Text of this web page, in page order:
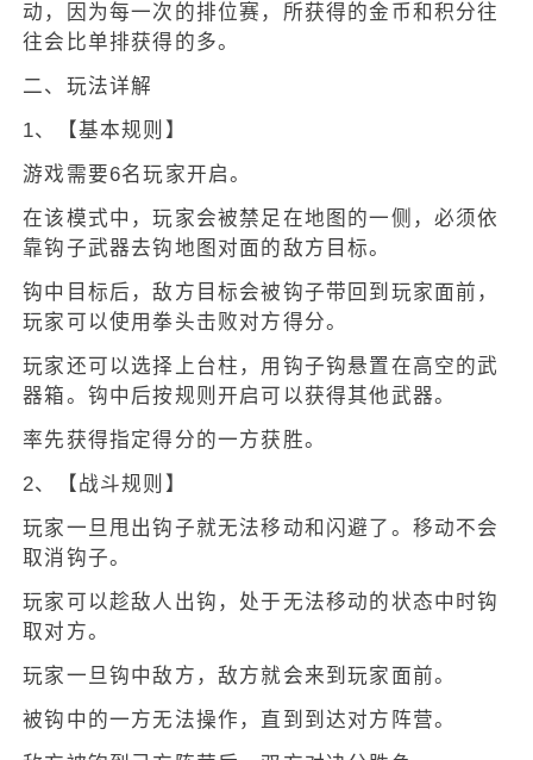
动，因为每一次的排位赛，所获得的金币和积分往
往会比单排获得的多。
二、玩法详解
1、【基本规则】
游戏需要6名玩家开启。
在该模式中，玩家会被禁足在地图的一侧，必须依
靠钩子武器去钩地图对面的敌方目标。
钩中目标后，敌方目标会被钩子带回到玩家面前，
玩家可以使用拳头击败对方得分。
玩家还可以选择上台柱，用钩子钩悬置在高空的武
器箱。钩中后按规则开启可以获得其他武器。
率先获得指定得分的一方获胜。
2、【战斗规则】
玩家一旦甩出钩子就无法移动和闪避了。移动不会
取消钩子。
玩家可以趁敌人出钩，处于无法移动的状态中时钩
取对方。
玩家一旦钩中敌方，敌方就会来到玩家面前。
被钩中的一方无法操作，直到到达对方阵营。